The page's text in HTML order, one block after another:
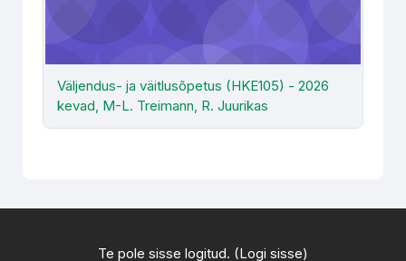
Väljendus- ja väitlusõpetus (HKE105) - 2026
kevad, M-L. Treimann, R. Juurikas
Te pole sisse logitud. (Logi sisse)